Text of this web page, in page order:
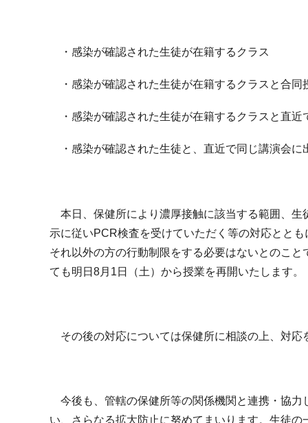
・感染が確認された生徒が在籍するクラス
・感染が確認された生徒が在籍するクラスと合同
・感染が確認された生徒が在籍するクラスと直近
・感染が確認された生徒と、直近で同じ講演会に
本日、保健所により濃厚接触に該当する範囲、生
示に従いPCR検査を受けていただく等の対応とと
それ以外の方の行動制限をする必要はないとのこ
ても明日8月1日（土）から授業を再開いたします。
その後の対応については保健所に相談の上、対応
今後も、管轄の保健所等の関係機関と連携・協力
い、さらなる拡大防止に努めてまいります。生徒